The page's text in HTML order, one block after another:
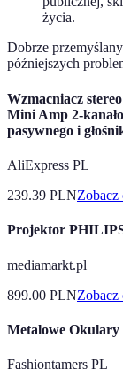
życia.
Dobrze
późniejszych
Wzmacniacz
Mini Amp 2-
pasywnego i
AliExpress PL
239.39 PLNZobacz
Projektor
mediamarkt.pl
899.00 PLNZobacz
Metalowe
Fashiontamers PL